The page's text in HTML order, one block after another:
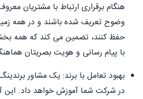
هنگام برقراری ارتباط با مشتریان
وضوح تعریف شده باشند و در همه
حفظ کنند، تضمین می کند که همه
با پیام رسانی و هویت بصریتان
بهبود تعامل با برند: یک مشاور
در شرکت شما آموزش خواهد داد.